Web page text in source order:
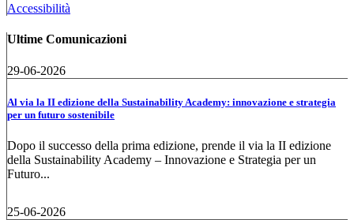
Accessibilità
Ultime Comunicazioni
29-06-2026
Al via la II edizione della Sustainability Academy: innovazione e strategia
per un futuro sostenibile
Dopo il successo della prima edizione, prende il via la II edizione
della Sustainability Academy – Innovazione e Strategia per un
Futuro...
25-06-2026